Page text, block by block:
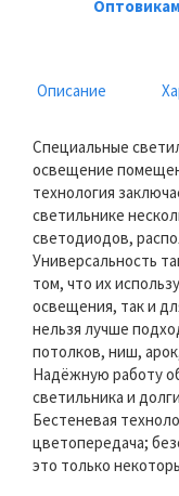
Описание
Специальные
освещение
технология
светильнике
светодиодов,
Универсальность
том, что их
освещения, так и
нельзя лучше
потолков, ниш,
Надёжную работу
светильника и
Бестеневая
цветопередача;
это только